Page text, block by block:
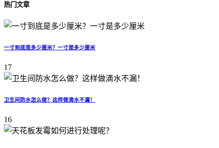
热门文章
一寸到底是多少厘米？一寸是多少厘米
17
卫生间防水怎么做？这样做滴水不漏！
16